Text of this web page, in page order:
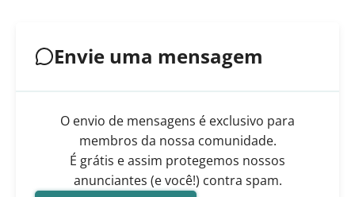
Envie uma mensagem
O envio de mensagens é exclusivo para
membros da nossa comunidade.
É grátis e assim protegemos nossos
anunciantes (e você!) contra spam.